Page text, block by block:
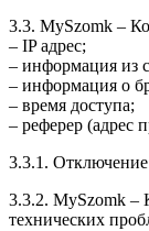
3.3. MySzomk –
– IP адрес;
– информация из
– информация о
– время доступа;
– реферер (адрес
3.3.1. Отключение
3.3.2. MySzomk –
технических